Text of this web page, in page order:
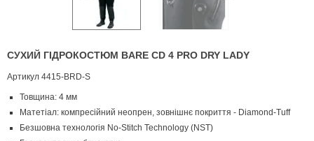
СУХИЙ ГІДРОКОСТЮМ BARE СD 4 PRO DRY LADY
Артикул 4415-BRD-S
Товщина: 4 мм
Матетіал: компресійний неопрен, зовнішнє покриття - Diamond-Tuff
Безшовна технологія No-Stitch Technology (NST)